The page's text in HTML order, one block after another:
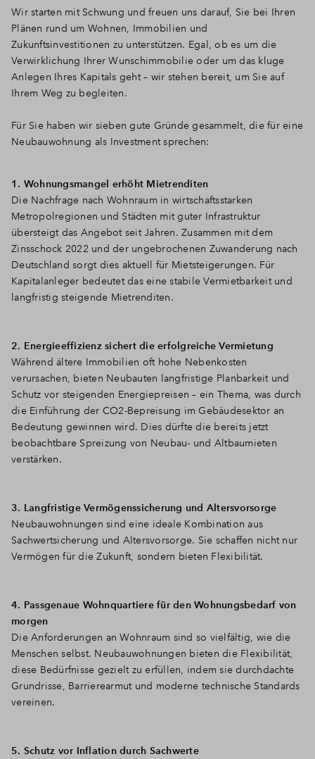
Wir starten mit Schwung und freuen uns darauf, Sie bei Ihren
Plänen rund um Wohnen, Immobilien und
Zukunftsinvestitionen zu unterstützen. Egal, ob es um die
Verwirklichung Ihrer Wunschimmobilie oder um das kluge
Anlegen Ihres Kapitals geht – wir stehen bereit, um Sie auf
Ihrem Weg zu begleiten.
Für Sie haben wir sieben gute Gründe gesammelt, die für eine
Neubauwohnung als Investment sprechen:
1. Wohnungsmangel erhöht Mietrenditen
Die Nachfrage nach Wohnraum in wirtschaftsstarken
Metropolregionen und Städten mit guter Infrastruktur
übersteigt das Angebot seit Jahren. Zusammen mit dem
Zinsschock 2022 und der ungebrochenen Zuwanderung nach
Deutschland sorgt dies aktuell für Mietsteigerungen. Für
Kapitalanleger bedeutet das eine stabile Vermietbarkeit und
langfristig steigende Mietrenditen.
2. Energieeffizienz sichert die erfolgreiche Vermietung
Während ältere Immobilien oft hohe Nebenkosten
verursachen, bieten Neubauten langfristige Planbarkeit und
Schutz vor steigenden Energiepreisen – ein Thema, was durch
die Einführung der CO2-Bepreisung im Gebäudesektor an
Bedeutung gewinnen wird. Dies dürfte die bereits jetzt
beobachtbare Spreizung von Neubau- und Altbaumieten
verstärken.
3. Langfristige Vermögenssicherung und Altersvorsorge
Neubauwohnungen sind eine ideale Kombination aus
Sachwertsicherung und Altersvorsorge. Sie schaffen nicht nur
Vermögen für die Zukunft, sondern bieten Flexibilität.
4. Passgenaue Wohnquartiere für den Wohnungsbedarf von
morgen
Die Anforderungen an Wohnraum sind so vielfältig, wie die
Menschen selbst. Neubauwohnungen bieten die Flexibilität,
diese Bedürfnisse gezielt zu erfüllen, indem sie durchdachte
Grundrisse, Barrierearmut und moderne technische Standards
vereinen.
5. Schutz vor Inflation durch Sachwerte